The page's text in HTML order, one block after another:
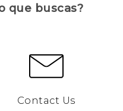
que buscas?
Contact Us